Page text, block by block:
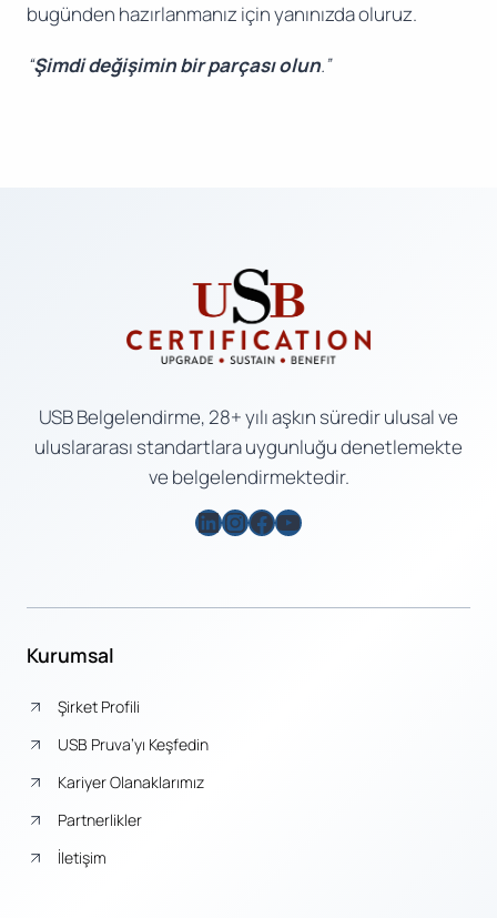
bugünden hazırlanmanız için yanınızda oluruz.
“Şimdi değişimin bir parçası olun.”
USB Belgelendirme, 28+ yılı aşkın süredir ulusal ve
uluslararası standartlara uygunluğu denetlemekte
ve belgelendirmektedir.
LinkedIn
Instagram
Facebook
YouTube
Kurumsal
Şirket Profili
USB Pruva’yı Keşfedin
Kariyer Olanaklarımız
Partnerlikler
İletişim